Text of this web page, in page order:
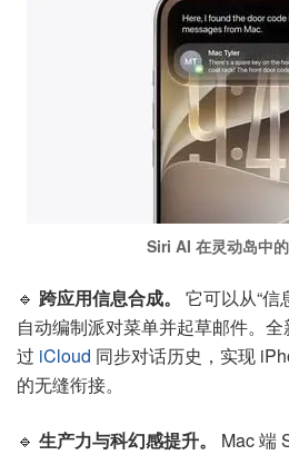
Siri AI 在灵动岛中
🔹 跨应用信息合成。
它可以从“信
自动编制派对菜单并起草邮件。
过 iCloud 同步对话历史，实现
的无缝衔接。
🔹 生产力与科幻感提升。
Mac 端